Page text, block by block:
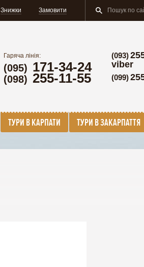
Знижки Замовити
Гаряча лінія:
(095) 171-34-24
(098) 255-11-55
(093)
viber
(099)
ТУРИ В КАРПАТИ ТУРИ В ЗАКАРПАТТЯ